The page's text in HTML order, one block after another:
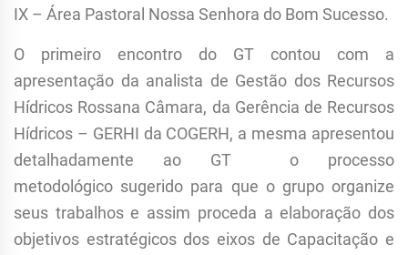
IX – Área Pastoral Nossa Senhora do Bom Sucesso.
O primeiro encontro do GT contou com a
apresentação da analista de Gestão dos Recursos
Hídricos Rossana Câmara, da Gerência de Recursos
Hídricos – GERHI da COGERH, a mesma apresentou
detalhadamente ao GT o processo
metodológico sugerido para que o grupo organize
seus trabalhos e assim proceda a elaboração dos
objetivos estratégicos dos eixos de Capacitação e